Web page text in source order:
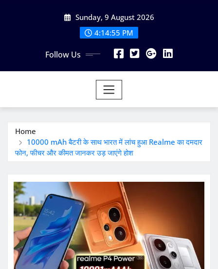
Sunday, 9 August 2026
4:14:55 PM
Follow Us
Home
10000 mAh बैटरी के साथ भारत में लांच हुआ Realme का दमदार
फोन, फीचर और कीमत जानकर उड़ जाएंगे होश